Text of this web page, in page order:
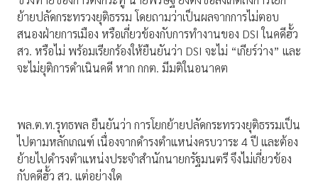
ย้ายปลัดกระทรวงยุติธรรม โดยถามว่าเป็นผลจากการไม่ตอบ
สนองฝ่ายการเมือง หรือเกี่ยวข้องกับการทำงานของ DSI ในคดีฮั้ว
สว. หรือไม่ พร้อมเรียกร้องให้ยืนยันว่า DSI จะไม่ “เกียร์ว่าง” และ
จะไม่ยุติการดำเนินคดี หาก กกต. มีมติในอนาคต
พล.ต.ท.รุทธพล ยืนยันว่า การโยกย้ายปลัดกระทรวงยุติธรรมเป็น
ไปตามหลักเกณฑ์ เนื่องจากดำรงตำแหน่งครบวาระ 4 ปี และต้อง
ย้ายไปดำรงตำแหน่งประจำสำนักนายกรัฐมนตรี จึงไม่เกี่ยวข้อง
กับคดีฮั้ว สว. แต่อย่างใด